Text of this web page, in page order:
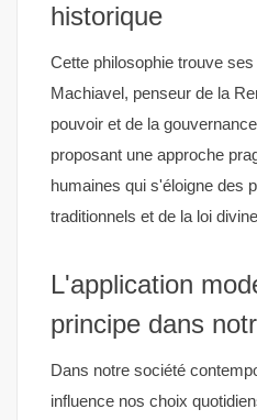
historique
Cette philosophie trouve
Machiavel, penseur de la
pouvoir et de la
proposant une approche
humaines qui s'éloigne des
traditionnels et de la loi
L'application
principe dans
Dans notre société
influence nos choix